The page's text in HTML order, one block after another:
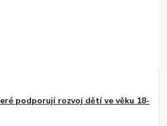
podporují rozvoj dětí ve věku 18-